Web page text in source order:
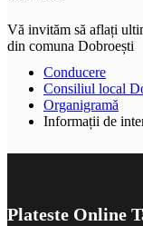
Vă invităm să aflați
din comuna Dobroești
Conducere
Consiliul local
Organigramă
Informații de
Plateste Online